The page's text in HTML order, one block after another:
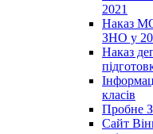
2021
Наказ
ЗНО у
Наказ
класів
Пробне
Сайт